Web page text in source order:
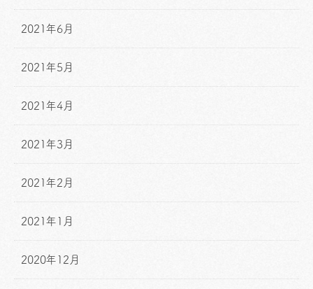
2021年6月
2021年5月
2021年4月
2021年3月
2021年2月
2021年1月
2020年12月